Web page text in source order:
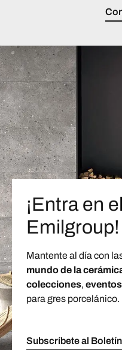
¡Entra en
Emilgroup!
Mantente al día con
mundo de la
colecciones, eventos
para gres porcelánico.
Subscríbete al